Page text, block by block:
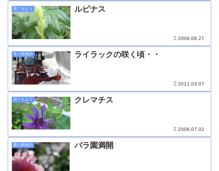
花＊もよう ルピナス
2006.08.27
冬の風物詩 ライラックの咲く頃・・
2011.03.07
花＊もよう クレマチス
2006.07.02
夏の風物詩 バラ園満開